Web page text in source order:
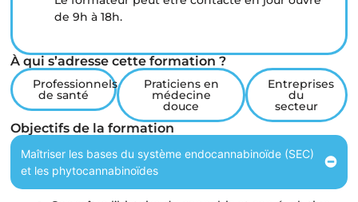
de 9h à 18h.
À qui s’adresse cette formation ?
Professionnels
de santé
Praticiens en
médecine
douce
Entreprises
du
secteur
Objectifs de la formation
Maîtriser les bases du système endocannabinoïde (SEC)
et les phytocannabinoïdes